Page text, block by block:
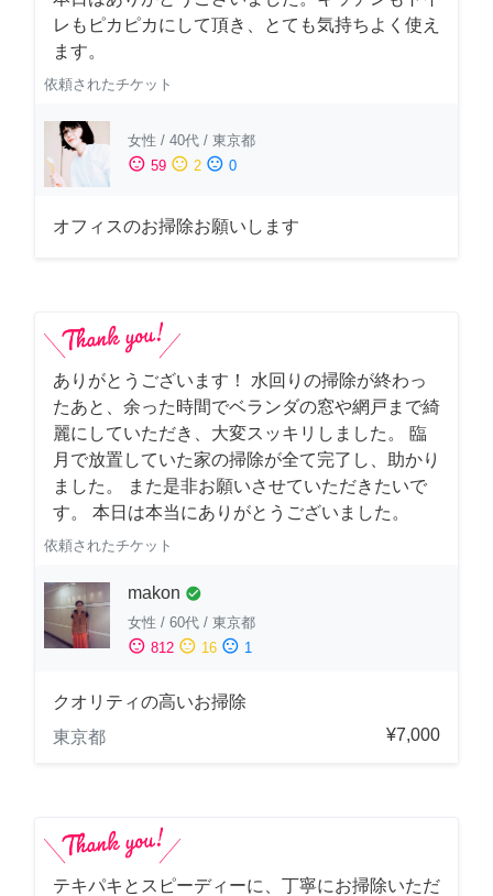
レもピカピカにして頂き、とても気持ちよく使え
ます。
依頼されたチケット
女性 / 40代 / 東京都
sentiment_satisfied 59 sentiment_neutral 2 sentiment_dissatisfied 0
オフィスのお掃除お願いします
ありがとうございます！ 水回りの掃除が終わっ
たあと、余った時間でベランダの窓や網戸まで綺
麗にしていただき、大変スッキリしました。 臨
月で放置していた家の掃除が全て完了し、助かり
ました。 また是非お願いさせていただきたいで
す。 本日は本当にありがとうございました。
依頼されたチケット
makon check_circle
女性 / 60代 / 東京都
sentiment_satisfied 812 sentiment_neutral 16 sentiment_dissatisfied 1
クオリティの高いお掃除
東京都
¥7,000
テキパキとスピーディーに、丁寧にお掃除いただ